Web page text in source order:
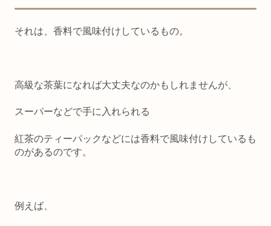
それは、香料で風味付けしているもの。
高級な茶葉になれば大丈夫なのかもしれませんが、
スーパーなどで手に入れられる
紅茶のティーパックなどには香料で風味付けしているも
のがあるのです。
例えば、